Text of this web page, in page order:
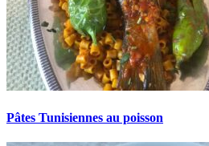
Pâtes Tunisiennes au poisson